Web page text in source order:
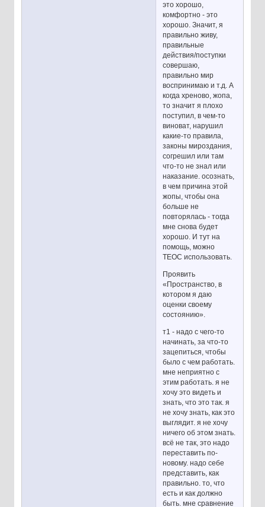
это хорошо,
комфортно - это
хорошо. Значит, я
правильно живу,
правильные
действия/поступки
совершаю,
правильно мир
воспринимаю и т.д. А
когда хреново, жопа,
то значит я плохо
поступил, в чем-то
виноват, нарушил
какие-то правила,
законы мироздания,
согрешил или там
что-то не знал или
наказание. осознать,
в чем причина этой
жопы, чтобы она
больше не
повторялась - тогда
мне снова будет
хорошо. И тут на
помощь, можно
ТЕОС использовать.
Проявить
«Пространство, в
котором я даю
оценки своему
состоянию».
т1 - надо с чего-то
начинать, за что-то
зацепиться, чтобы
было с чем работать.
мне неприятно с
этим работать. я не
хочу это видеть и
знать, что это так. я
не хочу знать, как это
выглядит. я не хочу
ничего об этом знать.
всё не так, это надо
переставить по-
новому. надо себе
представить, как
правильно. то, что
есть и как должно
быть. мне сравнение